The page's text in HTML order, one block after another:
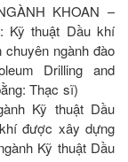
KHOAN –
Kỹ thuật Dầu khí
chuyên ngành đào
Drilling and
bằng: Thạc sĩ)
Kỹ thuật Dầu
được xây dựng
Kỹ thuật Dầu